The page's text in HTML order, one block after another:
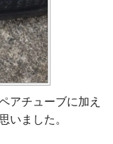
アチューブに加え
いました。